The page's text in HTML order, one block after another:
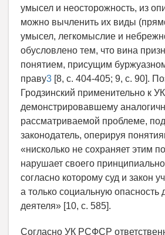
умысел и неосторожность, из
можно вычленить их виды
умысел, легкомыслие и
обусловлено тем, что вина
понятием, присущим
праву3 [8, с. 404-405; 9, с. 90].
Гродзинский применительно к
демонстрировавшему
рассматриваемой проблеме,
законодатель, оперируя
«нисколько не сохраняет этим
нарушает своего
согласно которому суд и закон
а только социальную опасность
деятеля» [10, с. 585].
Согласно УК РСФСР